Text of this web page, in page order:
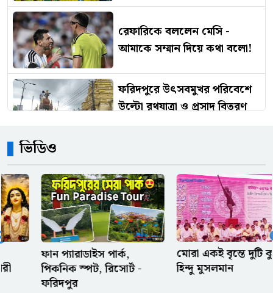
রেফারিকে বললেন মেসি -
আমাকে সম্মান দিয়ে কথা বলো!
ফরিদপুরে উৎসবমুখর পরিবেশে
উল্টো রথযাত্রা ও প্রসাদ বিতরণ
আত্মসাতের মামলা, তদন্তে
পিবিআইকে নির্দেশ
অফিস থেকে আগে বের হওয়ার
সেরা কিছু অজুহাত
ভিডিও
মোরা একই বৃন্তে দুটি কুসুম
হিন্দু মুসলমান
পল্লী কবি জসিম উদ্দিনের